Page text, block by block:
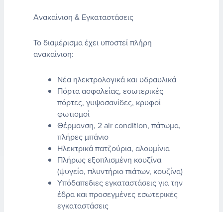
Ανακαίνιση & Εγκαταστάσεις
Το διαμέρισμα έχει υποστεί πλήρη
ανακαίνιση:
Νέα ηλεκτρολογικά και υδραυλικά
Πόρτα ασφαλείας, εσωτερικές
πόρτες, γυψοσανίδες, κρυφοί
φωτισμοί
Θέρμανση, 2 air condition, πάτωμα,
πλήρες μπάνιο
Ηλεκτρικά πατζούρια, αλουμίνια
Πλήρως εξοπλισμένη κουζίνα
(ψυγείο, πλυντήριο πιάτων, κουζίνα)
Υπόδαπεδιες εγκαταστάσεις για την
έδρα και προσεγμένες εσωτερικές
εγκαταστάσεις